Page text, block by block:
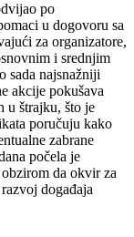
po
u dogovoru sa
za organizatore,
i srednjim
sada najsnažniji
akcije pokušava
u štrajku, što je
poručuju kako
zabrane
počela je
da okvir za
događaja